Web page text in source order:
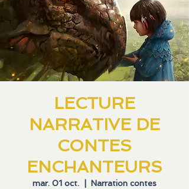
LECTURE
NARRATIVE DE
CONTES
ENCHANTEURS
mar. 01 oct.
Narration contes